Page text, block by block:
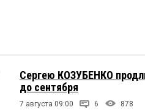
Сергею КОЗУБЕНКО
до сентября
7 августа 09:00 6 878